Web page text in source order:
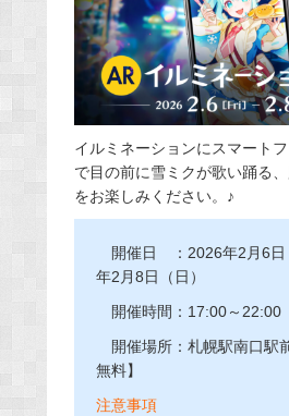
イルミネーションにスマート
で目の前に雪ミクが歌い踊る
をお楽しみください。♪
開催日 ：2026年2月6日
年2月8日（日）
開催時間：17:00～22:00
開催場所：札幌駅南口駅
無料】
注意事項